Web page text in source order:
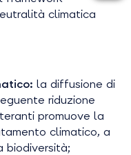
climatica
la diffusione di
riduzione
promuove la
climatico, a
biodiversità;